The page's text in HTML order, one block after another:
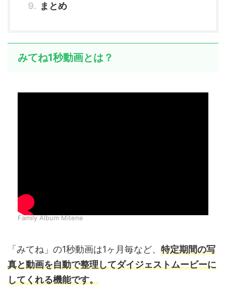
まとめ
みてね1秒動画とは？
Family Album Mitene
「みてね」の1秒動画は1ヶ月毎など、 特定期間の写
真と動画を自動で整理してダイジェストムービーに
してくれる機能です。